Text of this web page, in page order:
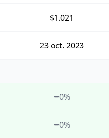
$1.021
23 oct. 2023
0%
0%